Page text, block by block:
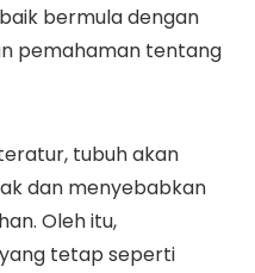
bermula dengan
pemahaman tentang
tubuh akan
dan menyebabkan
Oleh itu,
tetap seperti